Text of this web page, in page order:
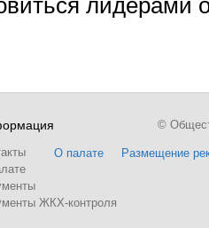
лидерами
ЖКХ-контроля
О палате Размещение
©